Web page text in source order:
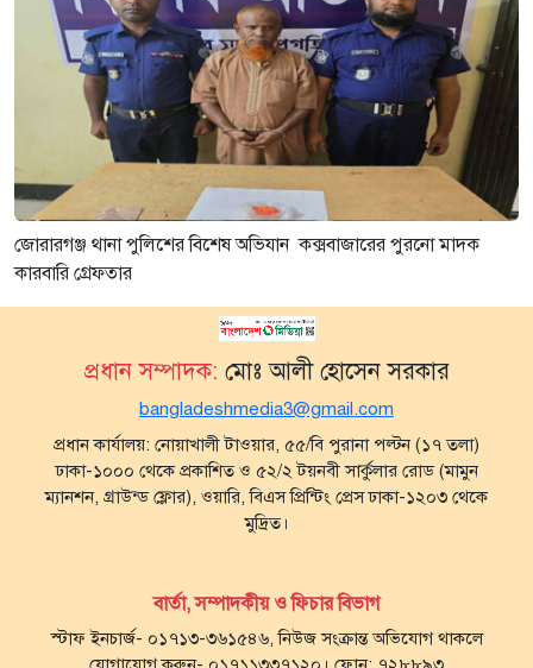
জোরারগঞ্জ থানা পুলিশের বিশেষ অভিযান কক্সবাজারের পুরনো মাদক
কারবারি গ্রেফতার
প্রধান সম্পাদক: মোঃ আলী হোসেন সরকার
bangladeshmedia3@gmail.com
প্রধান কার্যালয়: নোয়াখালী টাওয়ার, ৫৫/বি পুরানা পল্টন (১৭ তলা)
ঢাকা-১০০০ থেকে প্রকাশিত ও ৫২/২ টয়নবী সার্কুলার রোড (মামুন
ম্যানশন, গ্রাউন্ড ফ্লোর), ওয়ারি, বিএস প্রিন্টিং প্রেস ঢাকা-১২০৩ থেকে
মুদ্রিত।
বার্তা, সম্পাদকীয় ও ফিচার বিভাগ
স্টাফ ইনচার্জ- ০১৭১৩-৩৬১৫৪৬, নিউজ সংক্রান্ত অভিযোগ থাকলে